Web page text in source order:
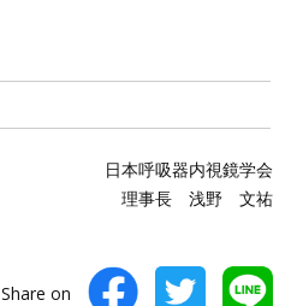
日本呼吸器内視鏡学会
理事長 浅野 文祐
Share on